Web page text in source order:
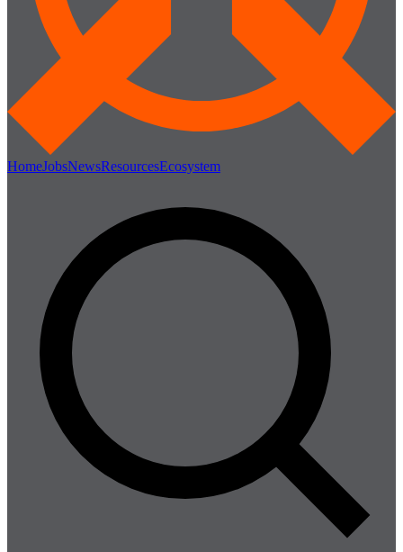
HomeJobsNewsResourcesEcosystem